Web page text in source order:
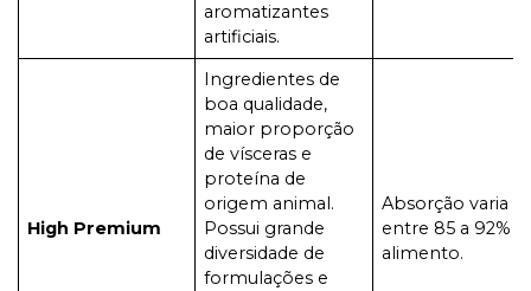
aromatizantes
artificiais.
High Premium
Ingredientes de
boa qualidade,
maior proporção
de vísceras e
proteína de
origem animal.
Possui grande
diversidade de
formulações e
Absorção varia
entre 85 a 92%
alimento.